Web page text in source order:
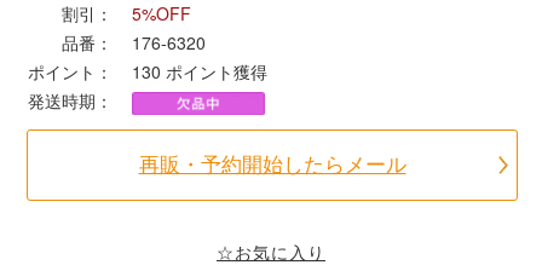
ポポンデッタ
MODEMO(モデモ)
割引：
5%OFF
品番：
176-6320
ポイント：
130 ポイント獲得
発送時期：
再販・予約開始したらメール
☆お気に入り